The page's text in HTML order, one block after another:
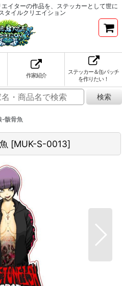
イターの作品を、ステッカーとして世に
タイルクリエイション
作家紹介
ステッカー＆缶バッチ
を作りたい！
-骸骨魚
[MUK-S-0013]